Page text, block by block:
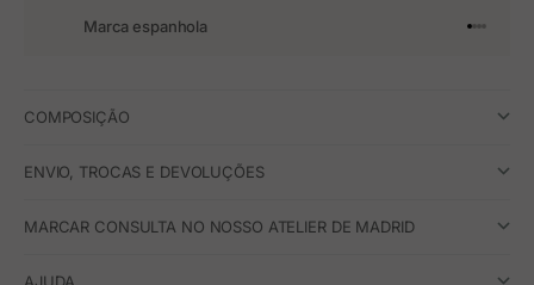
Marca espanhola Ir para o
Ir para
Ir para
Ir para
COMPOSIÇÃO
ENVIO, TROCAS E DEVOLUÇÕES
MARCAR CONSULTA NO NOSSO ATELIER DE MADRID